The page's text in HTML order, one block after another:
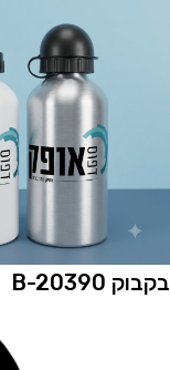
בקבוק B-20390